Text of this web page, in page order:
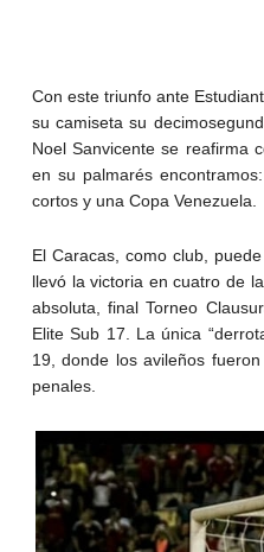
Con este triunfo ante
su camiseta su
Noel Sanvicente se reafirma
en su palmarés
cortos y una Copa Venezuela.
El Caracas, como club,
llevó la victoria en cuatro de
absoluta, final Torneo
Elite Sub 17. La única
19, donde los avileños
penales.